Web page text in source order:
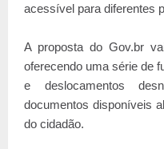
acessível para diferentes
A proposta do Gov.br
oferecendo uma série de
e deslocamentos
documentos disponíveis
do cidadão.